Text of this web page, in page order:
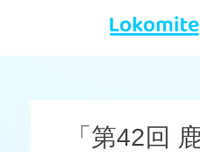
「第42回